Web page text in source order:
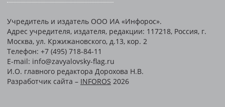
Учредитель и издатель ООО ИА «Инфорос».
Адрес учредителя, издателя, редакции: 117218, Россия, г.
Москва, ул. Кржижановского, д.13, кор. 2
Телефон: +7 (495) 718-84-11
E-mail: info@zavyalovsky-flag.ru
И.О. главного редактора Дорохова Н.В.
Разработчик сайта – INFOROS 2026